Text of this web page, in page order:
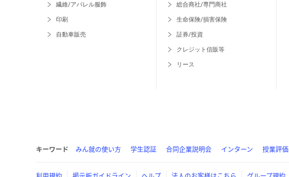
繊維/アパレル服飾
印刷
自動車販売
総合商社/専門商社
生命保険/損害保険
証券/投資
クレジット信販等
リース
キーワード みん就の使い方 学生認証 合同企業説明会 インターン 授業評価